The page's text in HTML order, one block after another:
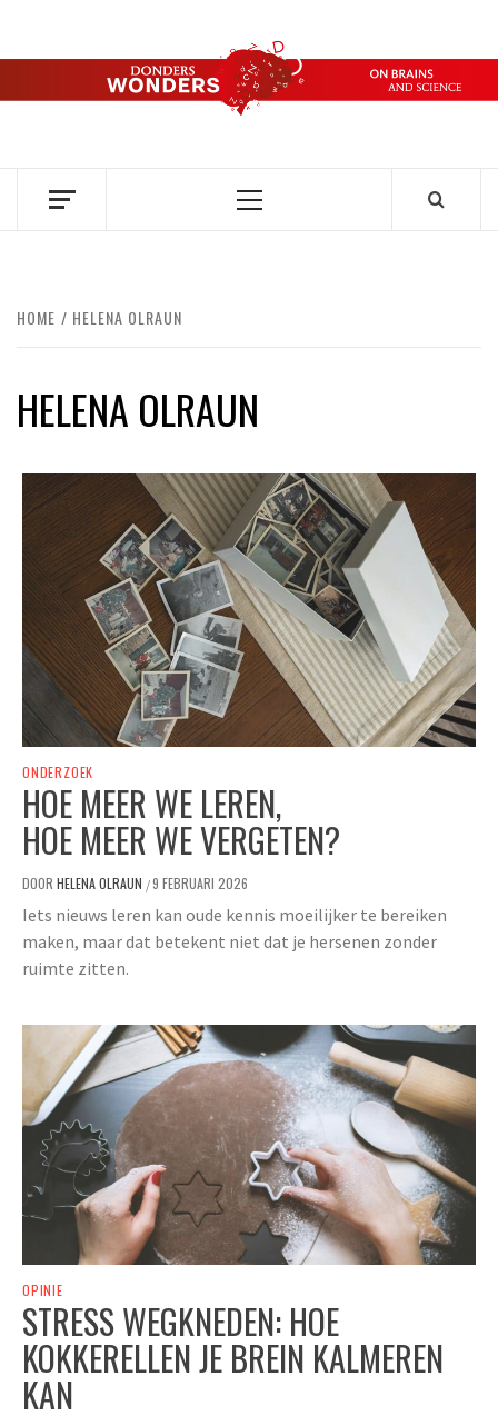
de
DONDERS
OVER HERSENEN EN WETENSCHAP // ON BRAINS AND
Primair
HOME HELENA OLRAUN
HELENA OLRAUN
ONDERZOEK
HOE MEER WE LEREN,
HOE MEER WE VERGETEN?
DOOR HELENA OLRAUN /9 FEBRUARI 2026
Iets nieuws leren kan oude kennis moeilijker te bereiken
maken, maar dat betekent niet dat je hersenen zonder
ruimte zitten.
OPINIE
STRESS WEGKNEDEN: HOE
KOKKERELLEN JE BREIN KALMEREN
KAN